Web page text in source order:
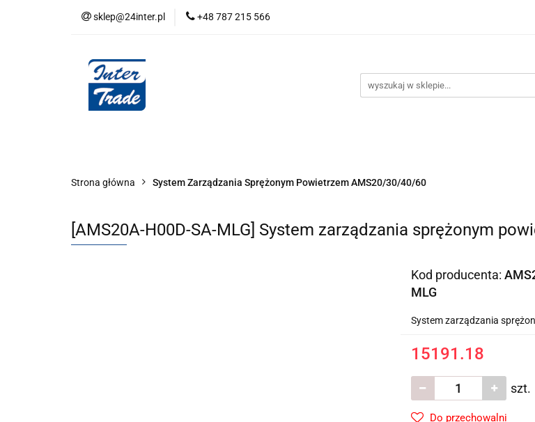
sklep@24inter.pl +48 787 215 566
AUDYT SPRĘŻONEGO POWIETRZA SERIA J AUTORYZOWANY DYSTRYBUTOR SMC
AUDYT SPRĘŻONEGO POWIETRZA SERIA J
Strona główna System Zarządzania Sprężonym Powietrzem AMS20/30/40/60
[AMS20A-H00D-SA-MLG] System zarządzania sprężonym
Kod producenta:
MLG
System zarządzania
15191.18
szt.
Do przechowalni